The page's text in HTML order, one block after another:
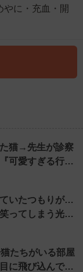
に・充血・開
猫→先生が診察
可愛すぎる行…
いたつもりが…
ってしまう光…
たちがいる部屋
に飛び込んで…